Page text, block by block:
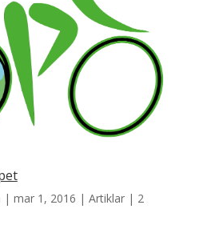
| mar 1, 2016 | Artiklar| 2